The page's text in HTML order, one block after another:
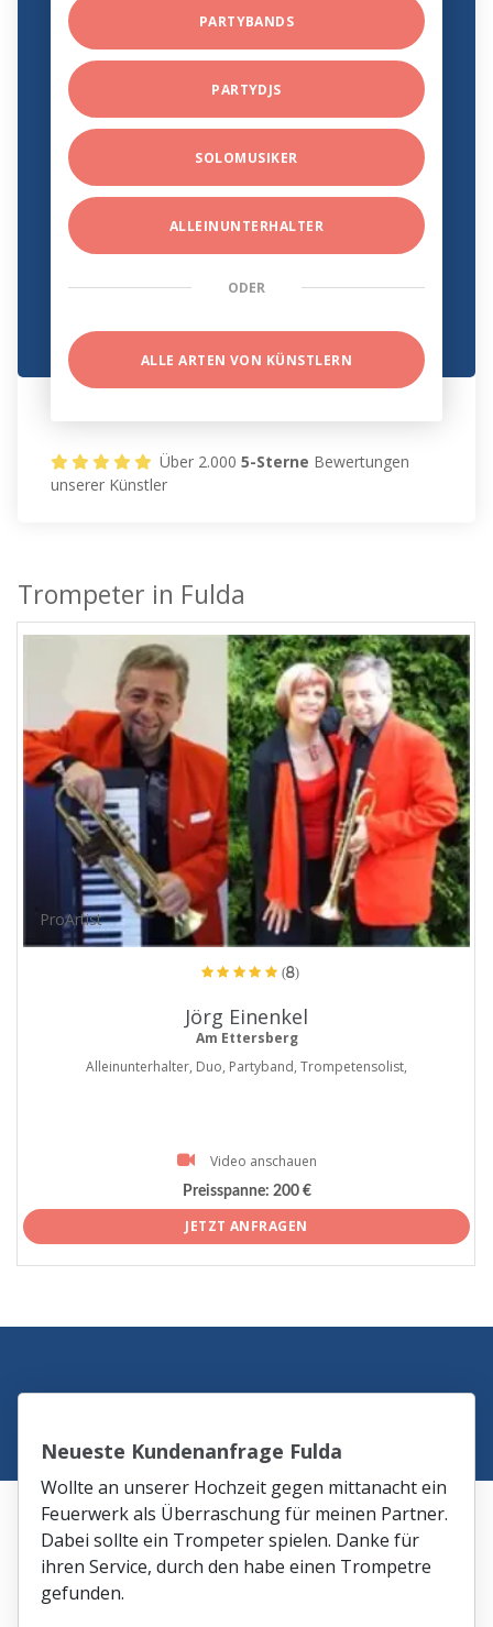
PARTYBANDS
PARTYDJS
SOLOMUSIKER
ALLEINUNTERHALTER
ODER
ALLE ARTEN VON KÜNSTLERN
Über 2.0005-Sterne Bewertungen
unserer Künstler
Trompeter in Fulda
ProArtist
(8)
Jörg Einenkel
Am Ettersberg
Alleinunterhalter, Duo, Partyband, Trompetensolist,
Video anschauen
Preisspanne: 200 €
JETZT ANFRAGEN
Neueste Kundenanfrage Fulda
Wollte an unserer Hochzeit gegen mittanacht ein
Feuerwerk als Überraschung für meinen Partner.
Dabei sollte ein Trompeter spielen. Danke für
ihren Service, durch den habe einen Trompetre
gefunden.